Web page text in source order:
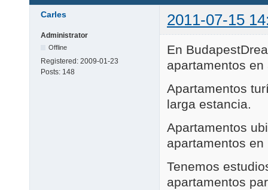
Carles 2011-07-15
Administrator
Offline
Registered: 2009-01-23
Posts: 148
En
apartamentos
Apartamentos
larga estancia.
Apartamentos
apartamentos
Tenemos
apartamentos